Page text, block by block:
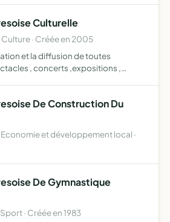
Culturelle
· Créée en 2005
et la diffusion de toutes
, concerts ,expositions ,
De Construction Du
et développement local ·
De Gymnastique
· Créée en 1983